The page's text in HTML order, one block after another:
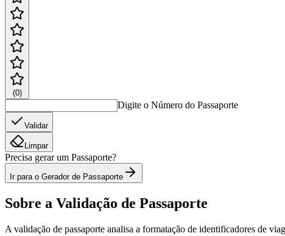
(0)
Digite o Número do Passaporte
Validar
Limpar
Precisa gerar um Passaporte?
Ir para o Gerador de Passaporte
Sobre a Validação de Passaporte
A validação de passaporte analisa a formatação de identificadores de